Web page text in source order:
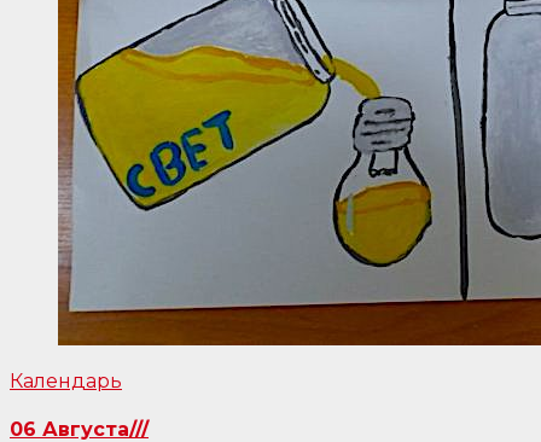
Календарь
06 Августа///